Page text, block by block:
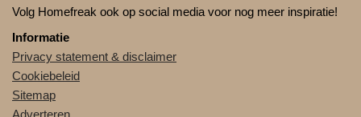
Volg Homefreak ook op social media voor nog meer inspiratie!
Informatie
Privacy statement & disclaimer
Cookiebeleid
Sitemap
Adverteren